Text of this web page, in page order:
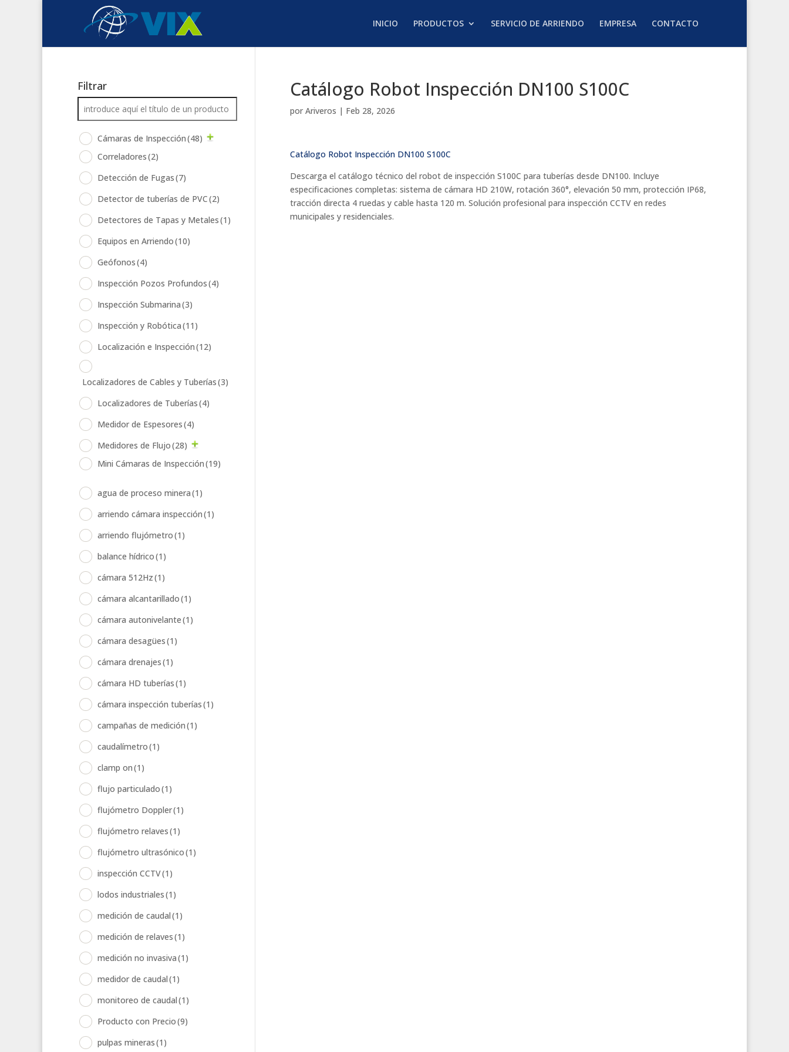
INICIO PRODUCTOS SERVICIO DE ARRIENDO EMPRESA CONTACTO
Catálogo Robot Inspección DN100 S100C
por Ariveros | Feb 28, 2026
Catálogo Robot Inspección DN100 S100C
Descarga el catálogo técnico del robot de inspección S100C para tuberías desde DN100. Incluye
especificaciones completas: sistema de cámara HD 210W, rotación 360°, elevación 50 mm, protección IP68,
tracción directa 4 ruedas y cable hasta 120 m. Solución profesional para inspección CCTV en redes
municipales y residenciales.
Filtrar
Cámaras de Inspección(48)
Correladores(2)
Detección de Fugas(7)
Detector de tuberías de PVC(2)
Detectores de Tapas y Metales(1)
Equipos en Arriendo(10)
Geófonos(4)
Inspección Pozos Profundos(4)
Inspección Submarina(3)
Inspección y Robótica(11)
Localización e Inspección(12)
Localizadores de Cables y Tuberías(3)
Localizadores de Tuberías(4)
Medidor de Espesores(4)
Medidores de Flujo(28)
Mini Cámaras de Inspección(19)
agua de proceso minera(1)
arriendo cámara inspección(1)
arriendo flujómetro(1)
balance hídrico(1)
cámara 512Hz(1)
cámara alcantarillado(1)
cámara autonivelante(1)
cámara desagües(1)
cámara drenajes(1)
cámara HD tuberías(1)
cámara inspección tuberías(1)
campañas de medición(1)
caudalímetro(1)
clamp on(1)
flujo particulado(1)
flujómetro Doppler(1)
flujómetro relaves(1)
flujómetro ultrasónico(1)
inspección CCTV(1)
lodos industriales(1)
medición de caudal(1)
medición de relaves(1)
medición no invasiva(1)
medidor de caudal(1)
monitoreo de caudal(1)
Producto con Precio(9)
pulpas mineras(1)